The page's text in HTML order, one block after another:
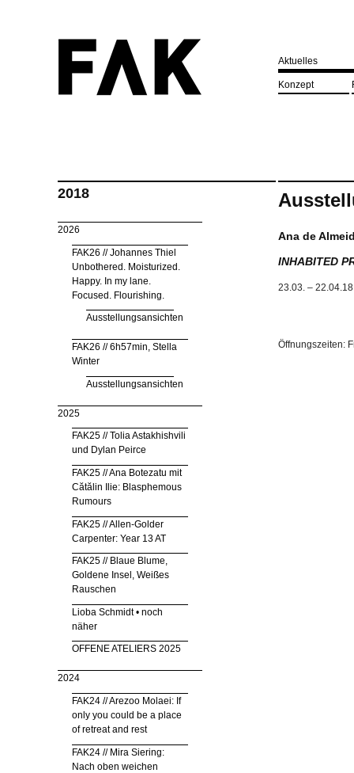
Aktuelles
Konzept
2018
2026
FAK26 // Johannes Thiel
Unbothered. Moisturized.
Happy. In my lane.
Focused. Flourishing.
Ausstellungsansichten
FAK26 // 6h57min, Stella
Winter
Ausstellungsansichten
2025
FAK25 // Tolia Astakhishvili
und Dylan Peirce
FAK25 // Ana Botezatu mit
Cătălin Ilie: Blasphemous
Rumours
FAK25 // Allen-Golder
Carpenter: Year 13 AT
FAK25 // Blaue Blume,
Goldene Insel, Weißes
Rauschen
Lioba Schmidt • noch
näher
OFFENE ATELIERS 2025
2024
FAK24 // Arezoo Molaei: If
only you could be a place
of retreat and rest
FAK24 // Mira Siering:
Nach oben weichen
Ana de
INHABITED
23.03. – 22.04.18
Öffnungszeiten: